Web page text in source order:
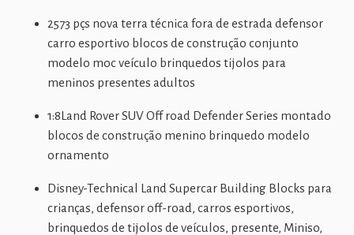
2573 pçs nova terra técnica fora de estrada defensor
carro esportivo blocos de construção conjunto
modelo moc veículo brinquedos tijolos para
meninos presentes adultos
1:8Land Rover SUV Off road Defender Series montado
blocos de construção menino brinquedo modelo
ornamento
Disney-Technical Land Supercar Building Blocks para
crianças, defensor off-road, carros esportivos,
brinquedos de tijolos de veículos, presente, Miniso,